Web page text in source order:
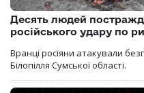
Десять людей
російського удару по
Вранці росіяни атакували
Білопілля Сумської області.